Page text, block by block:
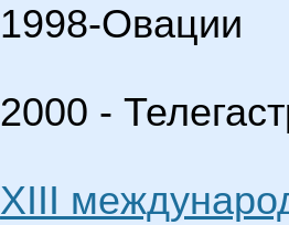
1998-Овации
2000 -
XIII